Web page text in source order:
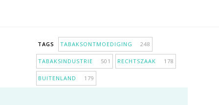
TAGS TABAKSONTMOEDIGING 248
TABAKSINDUSTRIE 501 RECHTSZAAK 178
BUITENLAND 179